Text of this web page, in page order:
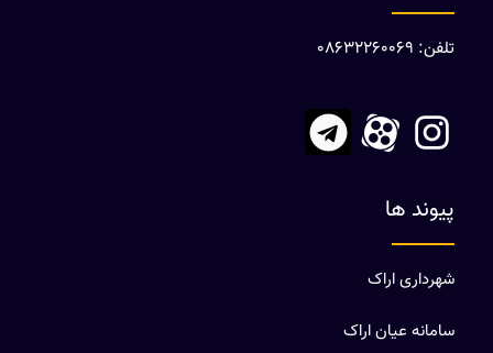
تلفن: 08632260069
پیوند ها
شهرداری اراک
سامانه عیان اراک